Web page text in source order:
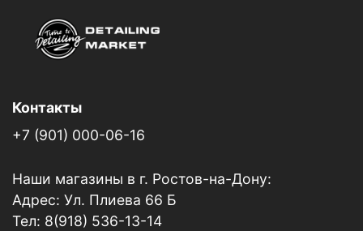
Контакты
+7 (901) 000-06-16
Наши магазины в г. Ростов-на-Дону:
Адрес: Ул. Плиева 66 Б
Тел: 8(918) 536-13-14